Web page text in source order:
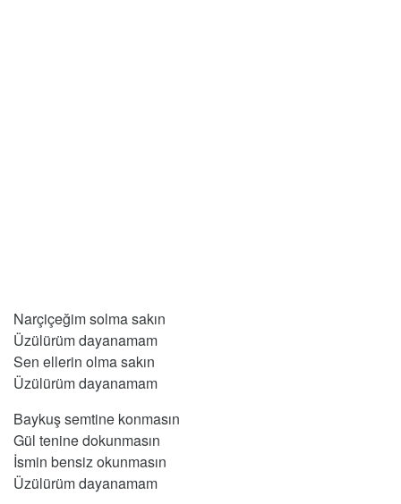
Narçiçeğim solma sakın
Üzülürüm dayanamam
Sen ellerin olma sakın
Üzülürüm dayanamam
Baykuş semtine konmasın
Gül tenine dokunmasın
İsmin bensiz okunmasın
Üzülürüm dayanamam